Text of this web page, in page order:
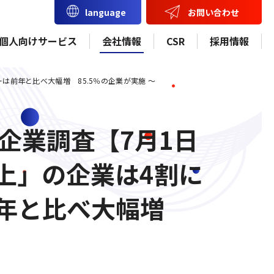
language お問い合わせ
人向けサービス 会社情報 CSR 採用情報
は前年と比べ大幅増 85.5％の企業が実施 ～
業調査【7月1日
」の企業は4割に
と比べ大幅増